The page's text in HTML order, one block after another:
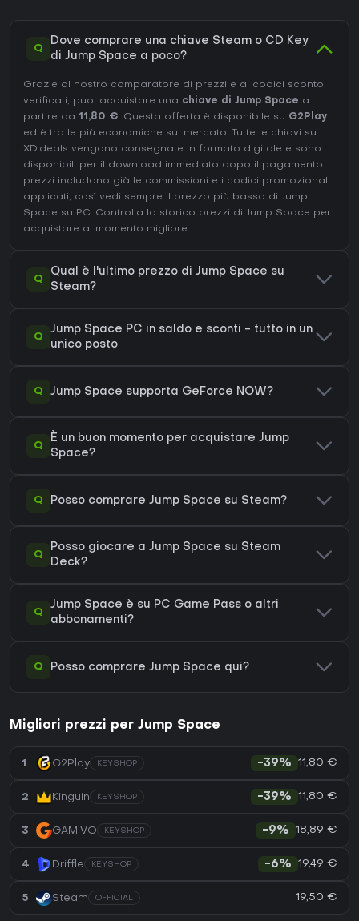
Q
Dove comprare una chiave Steam o CD Key
di Jump Space a poco?
Grazie al nostro comparatore di prezzi e ai codici sconto
verificati, puoi acquistare una chiave di Jump Space a
partire da 11,80 €. Questa offerta è disponibile su G2Play
ed è tra le più economiche sul mercato. Tutte le chiavi su
XD.deals vengono consegnate in formato digitale e sono
disponibili per il download immediato dopo il pagamento. I
prezzi includono già le commissioni e i codici promozionali
applicati, così vedi sempre il prezzo più basso di Jump
Space su PC. Controlla lo storico prezzi di Jump Space per
acquistare al momento migliore.
Q
Qual è l'ultimo prezzo di Jump Space su
Steam?
Q
Jump Space PC in saldo e sconti - tutto in un
unico posto
Q Jump Space supporta GeForce NOW?
Q
È un buon momento per acquistare Jump
Space?
Q Posso comprare Jump Space su Steam?
Q
Posso giocare a Jump Space su Steam
Deck?
Q
Jump Space è su PC Game Pass o altri
abbonamenti?
Q Posso comprare Jump Space qui?
Migliori prezzi per Jump Space
1 G2Play KEYSHOP -39% 11,80 €
2 Kinguin KEYSHOP -39% 11,80 €
3 GAMIVO KEYSHOP -9% 18,89 €
4 Driffle KEYSHOP -6% 19,49 €
5 Steam OFFICIAL 19,50 €